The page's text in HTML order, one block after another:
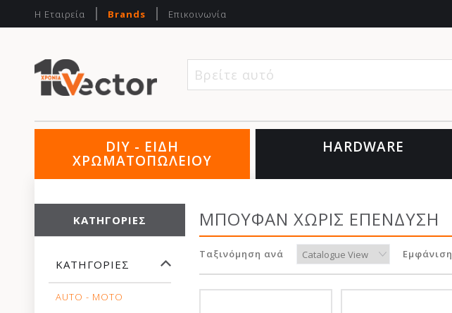
Η Εταιρεία Brands Επικοινωνία
Βρείτε αυτό που
DIY - ΕΙΔΗ
ΧΡΩΜΑΤΟΠΩΛΕΙΟΥ
HARDWARE
ΚΑΤΗΓΟΡΊΕΣ
ΚΑΤΗΓΟΡΊΕΣ
AUTO - MOTO
ΜΠΟΥΦΑΝ ΧΩΡΙΣ ΕΠΕΝΔΥΣΗ
Ταξινόμηση ανά Εμφάνιση